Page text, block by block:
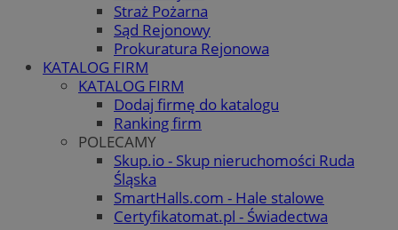
Straż Pożarna
Sąd Rejonowy
Prokuratura Rejonowa
KATALOG FIRM
KATALOG FIRM
Dodaj firmę do katalogu
Ranking firm
POLECAMY
Skup.io - Skup nieruchomości Ruda
Śląska
SmartHalls.com - Hale stalowe
Certyfikatomat.pl - Świadectwa